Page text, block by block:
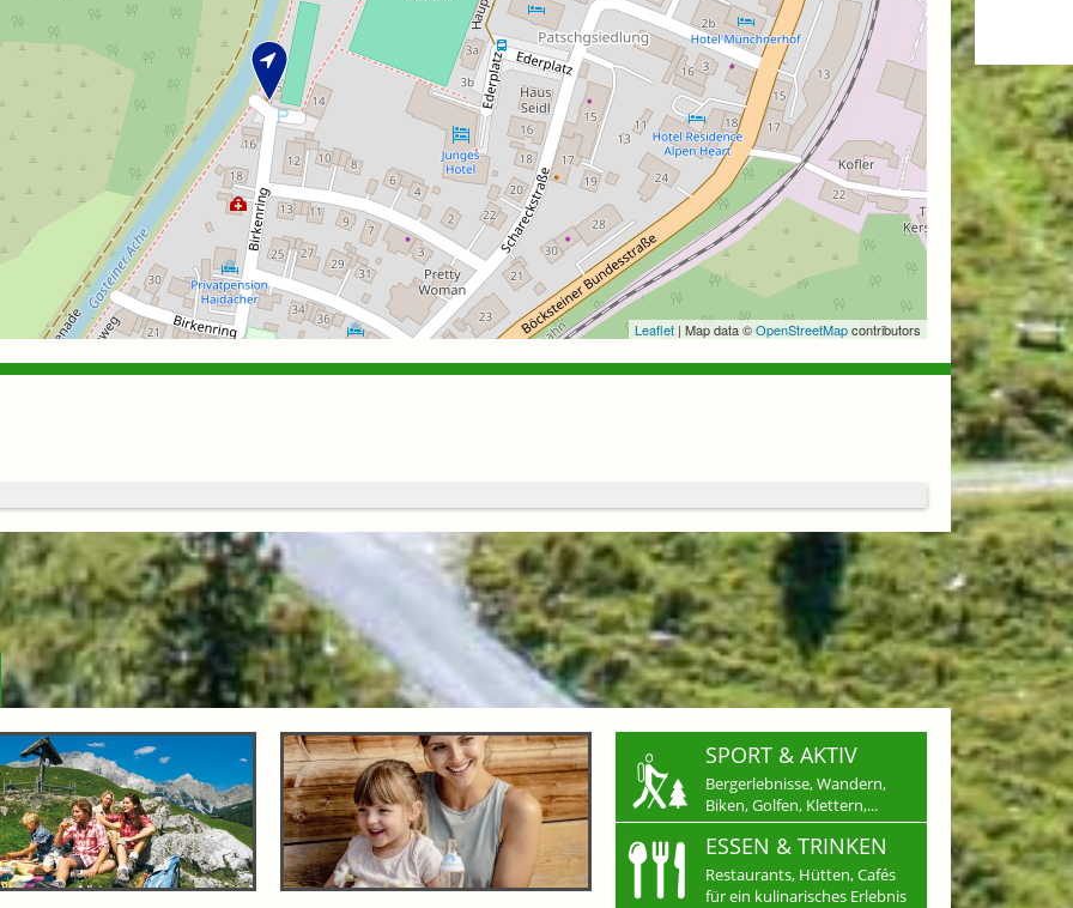
Leaflet | Map data ©OpenStreetMapcontributors
SPORT & AKTIV
Bergerlebnisse, Wandern,
Biken, Golfen, Klettern,...
ESSEN & TRINKEN
Restaurants, Hütten, Cafés
für ein kulinarisches Erlebnis